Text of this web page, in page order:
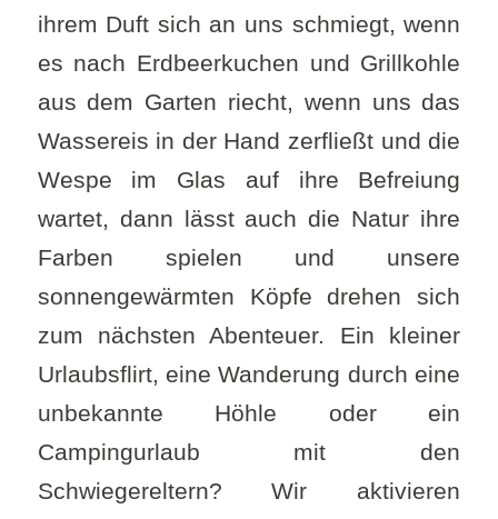
ihrem Duft sich an uns schmiegt, wenn
es nach Erdbeerkuchen und Grillkohle
aus dem Garten riecht, wenn uns das
Wassereis in der Hand zerfließt und die
Wespe im Glas auf ihre Befreiung
wartet, dann lässt auch die Natur ihre
Farben spielen und unsere
sonnengewärmten Köpfe drehen sich
zum nächsten Abenteuer. Ein kleiner
Urlaubsflirt, eine Wanderung durch eine
unbekannte Höhle oder ein
Campingurlaub mit den
Schwiegereltern? Wir aktivieren